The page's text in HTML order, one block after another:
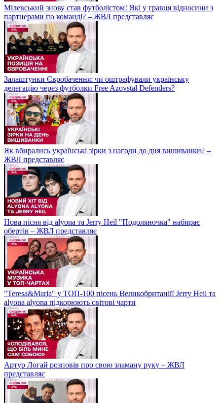
Мілевський знову став футболістом! Які у гравця відносини з
партнерами по команді? – ЖВЛ представляє
Залаштунки Євробачення: чи оштрафували українську
делегацію через футболки Free Azovstal Defenders?
Як вбирались українські зірки з нагоди до дня вишиванки? –
ЖВЛ представляє
Нова пісня від alyona та Jerry Heil "Подоляночка" набирає
обертів – ЖВЛ представляє
"Teresa&Maria" у ТОП-100 пісень Великобританії! Jerry Heil та
alyona alyona підкорюють світові чарти
Артур Логай розповів про свою зламану руку – ЖВЛ
представляє